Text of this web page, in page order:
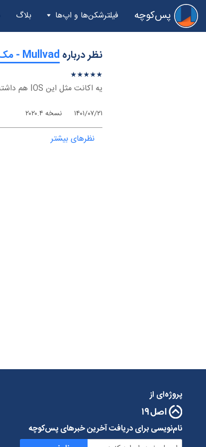
پس‌کوچه فیلترشکن‌ها و اپ‌ها بلاگ
نظر درباره ‫Mullvad - مک
★★★★★
★
★
★
★
★
یه اکانت مثل این IOS هم داشته باشید خیلی خوب میشه
۱۴۰۱/۰۷/۲۱ نسخه ۲۰۲۰.۴
نظرهای بیشتر
پروژه‌ای از
نام‌نویسی برای دریافت آخرین خبرهای پس‌کوچه